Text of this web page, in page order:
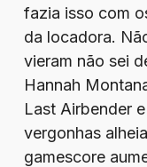
fazia isso com
da locadora.
vieram não sei
Hannah
Last Airbender
vergonhas
gamescore